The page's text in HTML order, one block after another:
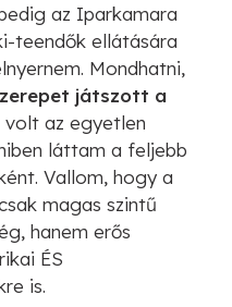
az Iparkamara
teendők ellátására
Mondhatni,
játszott a
volt az egyetlen
láttam a feljebb
Vallom, hogy a
magas szintű
hanem erős
ÉS
is.